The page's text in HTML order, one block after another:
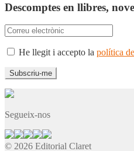
Descomptes en llibres,
He llegit i accepto la política
Segueix-nos
© 2026 Editorial Claret